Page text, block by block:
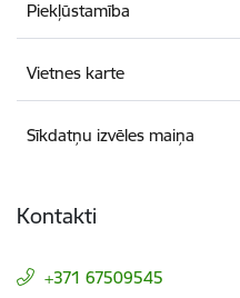
Piekļūstamība
Vietnes karte
Sīkdatņu izvēles maiņa
Kontakti
+371 67509545